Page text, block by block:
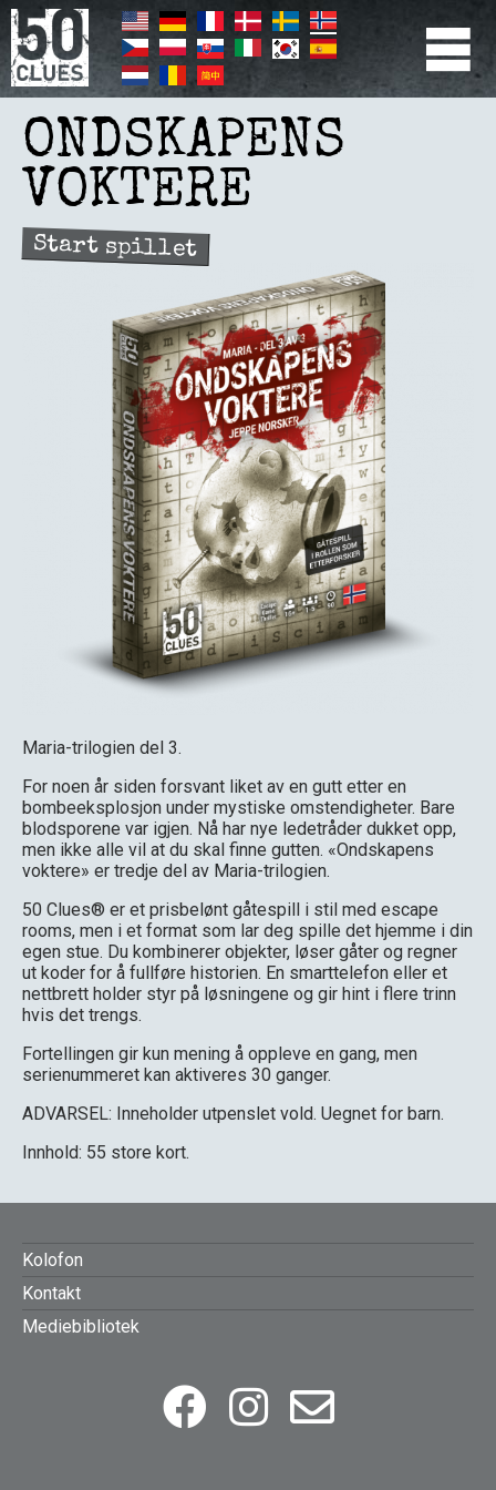
Hopp
til
hovedinnhold
PRIMÆR
NAVIGATION
ONDSKAPENS
VOKTERE
Start spillet
Maria-trilogien del 3.
For noen år siden forsvant liket av en gutt etter en
bombeeksplosjon under mystiske omstendigheter. Bare
blodsporene var igjen. Nå har nye ledetråder dukket opp,
men ikke alle vil at du skal finne gutten. «Ondskapens
voktere» er tredje del av Maria-trilogien.
50 Clues® er et prisbelønt gåtespill i stil med escape
rooms, men i et format som lar deg spille det hjemme i din
egen stue. Du kombinerer objekter, løser gåter og regner
ut koder for å fullføre historien. En smarttelefon eller et
nettbrett holder styr på løsningene og gir hint i flere trinn
hvis det trengs.
Fortellingen gir kun mening å oppleve en gang, men
serienummeret kan aktiveres 30 ganger.
ADVARSEL: Inneholder utpenslet vold. Uegnet for barn.
Innhold: 55 store kort.
FOOTER
MENU
Kolofon
Kontakt
Mediebibliotek